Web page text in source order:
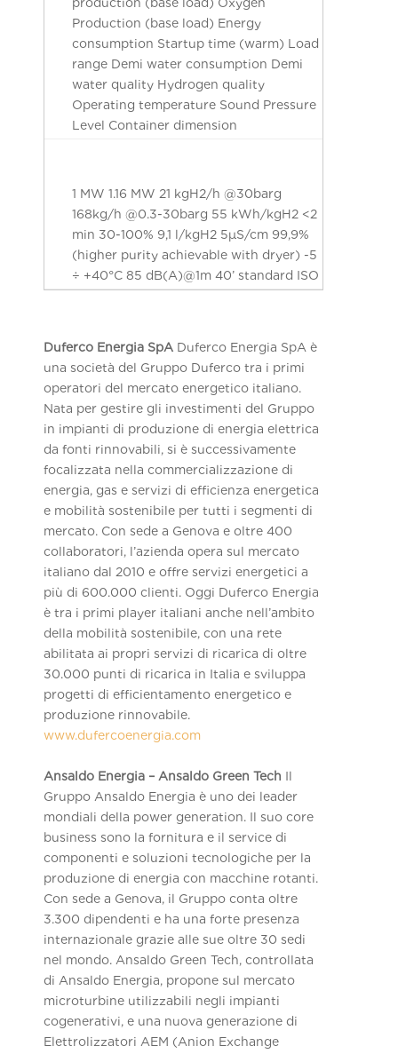
Production (base load) Energy
consumption Startup time (warm) Load
range Demi water consumption Demi
water quality Hydrogen quality
Operating temperature Sound Pressure
Level Container dimension
1 MW 1.16 MW 21 kgH2/h @30barg
168kg/h @0.3-30barg 55 kWh/kgH2 <2
min 30-100% 9,1 l/kgH2 5μS/cm 99,9%
(higher purity achievable with dryer) -5
÷ +40°C 85 dB(A)@1m 40’ standard ISO
Duferco Energia SpA Duferco Energia SpA è
una società del Gruppo Duferco tra i primi
operatori del mercato energetico italiano.
Nata per gestire gli investimenti del Gruppo
in impianti di produzione di energia elettrica
da fonti rinnovabili, si è successivamente
focalizzata nella commercializzazione di
energia, gas e servizi di efficienza energetica
e mobilità sostenibile per tutti i segmenti di
mercato. Con sede a Genova e oltre 400
collaboratori, l’azienda opera sul mercato
italiano dal 2010 e offre servizi energetici a
più di 600.000 clienti. Oggi Duferco Energia
è tra i primi player italiani anche nell’ambito
della mobilità sostenibile, con una rete
abilitata ai propri servizi di ricarica di oltre
30.000 punti di ricarica in Italia e sviluppa
progetti di efficientamento energetico e
produzione rinnovabile.
www.dufercoenergia.com
Ansaldo Energia – Ansaldo Green Tech Il
Gruppo Ansaldo Energia è uno dei leader
mondiali della power generation. Il suo core
business sono la fornitura e il service di
componenti e soluzioni tecnologiche per la
produzione di energia con macchine rotanti.
Con sede a Genova, il Gruppo conta oltre
3.300 dipendenti e ha una forte presenza
internazionale grazie alle sue oltre 30 sedi
nel mondo. Ansaldo Green Tech, controllata
di Ansaldo Energia, propone sul mercato
microturbine utilizzabili negli impianti
cogenerativi, e una nuova generazione di
Elettrolizzatori AEM (Anion Exchange